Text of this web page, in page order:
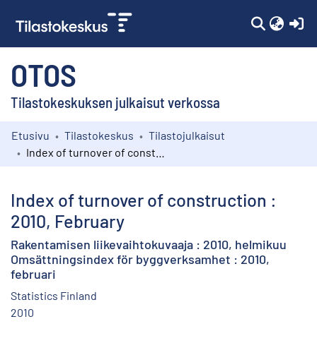
OTOS
Tilastokeskuksen julkaisut verkossa
Kokoelmat
Etusivu Tilastokeskus
Tilastojulkaisut
Index of turnover of construction :
2010, February
Rakentamisen liikevaihtokuvaaja : 2010, helmikuu
Omsättningsindex för byggverksamhet : 2010,
februari
Statistics Finland
2010